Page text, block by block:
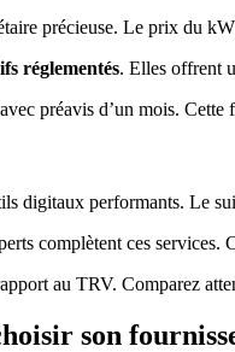
précieuse. Le prix du
réglementés. Elles offrent
préavis d’un mois.
digitaux performants. Le
complètent ces
au TRV. Comparez
son